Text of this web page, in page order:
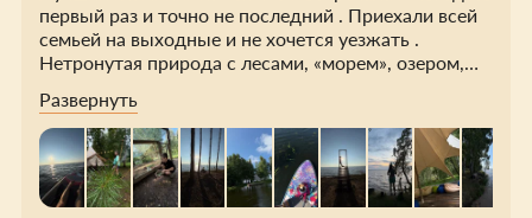
первый раз и точно не последний . Приехали всей
семьей на выходные и не хочется уезжать .
Нетронутая природа с лесами, «морем», озером,
удобства которые делают отдых на природе
комфортным . Это то что мы так давно искали.
Огромна благодарность тем кто создал это место
и продолжает поддерживать его в этом виде .
Видно что глэмпинг растет и развивается.
Развернуть